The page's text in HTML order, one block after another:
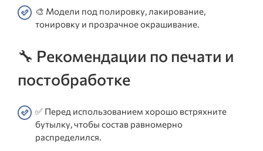
🎨 Модели под полировку, лакирование,
тонировку и прозрачное окрашивание.
🔧 Рекомендации по печати и
постобработке
✅ Перед использованием хорошо встряхните
бутылку, чтобы состав равномерно
распределился.